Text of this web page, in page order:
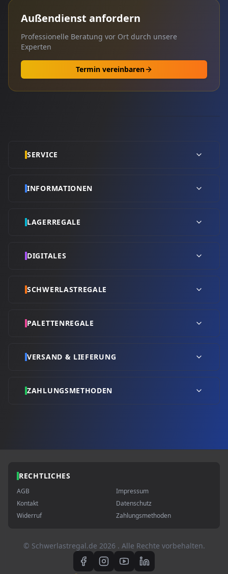
Außendienst anfordern
Professionelle Beratung vor Ort durch unsere
Experten
Termin vereinbaren
SERVICE
INFORMATIONEN
LAGERREGALE
DIGITALES
SCHWERLASTREGALE
PALETTENREGALE
VERSAND & LIEFERUNG
ZAHLUNGSMETHODEN
RECHTLICHES
AGB
Impressum
Kontakt
Datenschutz
Widerruf
Zahlungsmethoden
© Schwerlastregal.de 2026 . Alle Rechte vorbehalten.